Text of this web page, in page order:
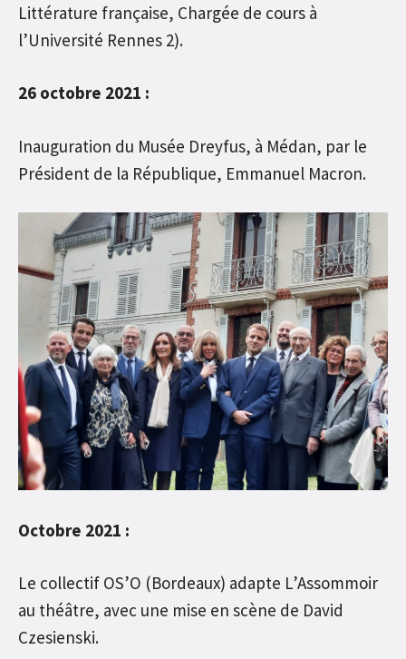
Littérature française, Chargée de cours à
l’Université Rennes 2).
26 octobre 2021 :
Inauguration du Musée Dreyfus, à Médan, par le
Président de la République, Emmanuel Macron.
Octobre 2021 :
Le collectif OS’O (Bordeaux) adapte L’Assommoir
au théâtre, avec une mise en scène de David
Czesienski.